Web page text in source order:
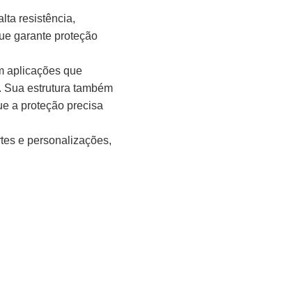
resistência,
garante proteção
aplicações que
estrutura também
a proteção precisa
e personalizações,